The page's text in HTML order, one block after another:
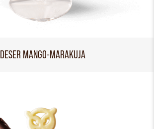
DESER MANGO-MARAKUJA